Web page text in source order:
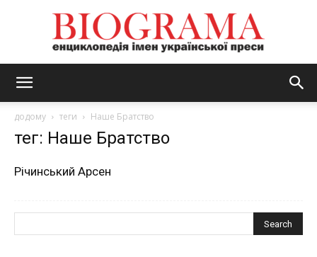
додому теги Наше Братство
тег: Наше Братство
Річинський Арсен